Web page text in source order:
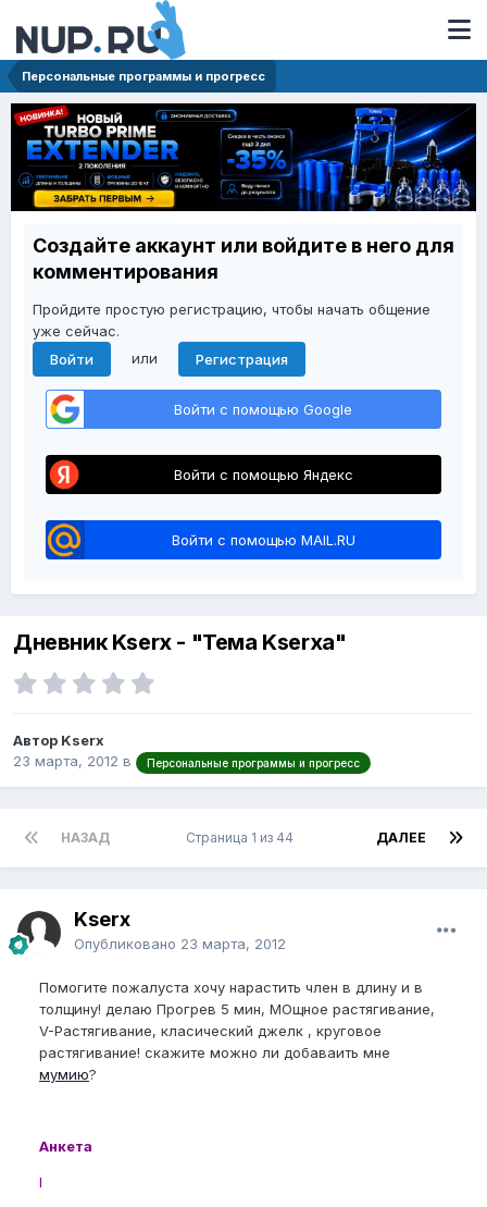
Персональные программы и прогресс
Создайте аккаунт или войдите в него для
комментирования
Пройдите простую регистрацию, чтобы начать общение
уже сейчас.
Войти
или Регистрация
Войти с помощью Google
Войти с помощью Яндекс
Войти с помощью MAIL.RU
Дневник Kserx - "Тема Kserxa"
Автор Kserx
23 марта, 2012 в Персональные программы и прогресс
НАЗАД ДАЛЕЕ
Страница 1 из 44
Kserx
Опубликовано 23 марта, 2012
Помогите пожалуста хочу нарастить член в длину и в
толщину! делаю Прогрев 5 мин, МОщное растягивание,
V-Растягивание, класический джелк , круговое
растягивание! скажите можно ли добаваить мне
мумию?
Анкета
I